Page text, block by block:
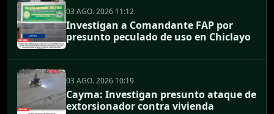
03 AGO. 2026 11:12
Investigan a Comandante FAP por
presunto peculado de uso en Chiclayo
03 AGO. 2026 10:19
Cayma: Investigan presunto ataque de
extorsionador contra vivienda